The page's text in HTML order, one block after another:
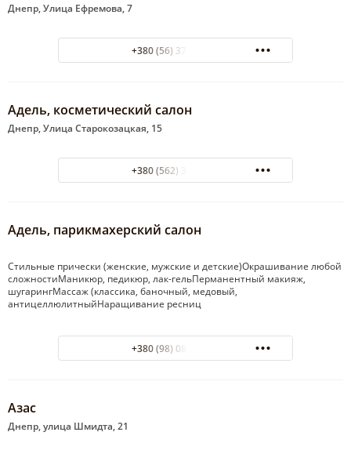
Днепр, Улица Ефремова, 7
+380 (56) 378-00-80
Адель, косметический салон
Днепр, Улица Старокозацкая, 15
+380 (562) 33-33-49
Адель, парикмахерский салон
Стильные прически (женские, мужские и детские)Окрашивание любой
сложностиМаникюр, педикюр, лак-гельПерманентный макияж,
шугарингМассаж (классика, баночный, медовый,
антицеллюлитныйНаращивание ресниц
+380 (98) 080-85-00
Азас
Днепр, улица Шмидта, 21